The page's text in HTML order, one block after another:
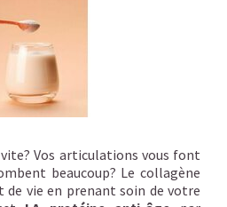
Vos articulations vous font
beaucoup? Le collagène
vie en prenant soin de votre